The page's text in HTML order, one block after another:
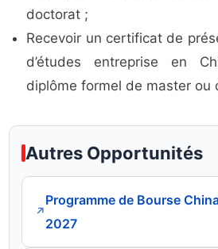
doctorat ;
Recevoir un certificat de
d’études entreprise en
diplôme formel de master ou
Autres Opportunités
↗
Programme de Bourse
2027